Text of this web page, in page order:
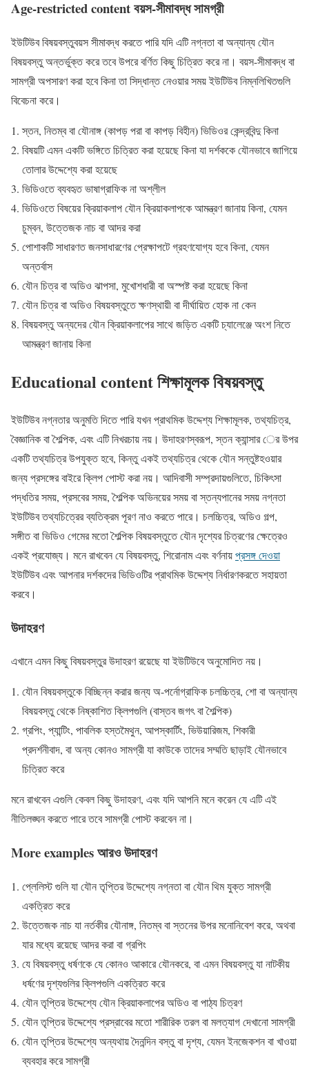
Age-restricted content বয়স-সীমাবদ্ধ সামগ্রী
ইউটিউব বিষয়বস্তুবয়স সীমাবদ্ধ করতে পারি যদি এটি নগ্নতা বা অন্যান্য যৌন
বিষয়বস্তু অন্তর্ভুক্ত করে তবে উপরে বর্ণিত কিছু চিত্রিত করে না। বয়স-সীমাবদ্ধ বা
সামগ্রী অপসারণ করা হবে কিনা তা সিদ্ধান্ত নেওয়ার সময় ইউটিউব নিম্নলিখিতগুলি
বিবেচনা করে।
স্তন, নিতম্ব বা যৌনাঙ্গ (কাপড় পরা বা কাপড় বিহীন) ভিডিওর কেন্দ্রবিন্দু কিনা
বিষয়টি এমন একটি ভঙ্গিতে চিত্রিত করা হয়েছে কিনা যা দর্শককে যৌনভাবে জাগিয়ে
তোলার উদ্দেশ্যে করা হয়েছে
ভিডিওতে ব্যবহৃত ভাষাগ্রাফিক না অশ্লীল
ভিডিওতে বিষয়ের ক্রিয়াকলাপ যৌন ক্রিয়াকলাপকে আমন্ত্রণ জানায় কিনা, যেমন
চুম্বন, উত্তেজক নাচ বা আদর করা
পোশাকটি সাধারণত জনসাধারণের প্রেক্ষাপটে গ্রহণযোগ্য হবে কিনা, যেমন
অন্তর্বাস
যৌন চিত্র বা অডিও ঝাপসা, মুখোশধারী বা অস্পষ্ট করা হয়েছে কিনা
যৌন চিত্র বা অডিও বিষয়বস্তুতে ক্ষণস্থায়ী বা দীর্ঘায়িত হোক না কেন
বিষয়বস্তু অন্যদের যৌন ক্রিয়াকলাপের সাথে জড়িত একটি চ্যালেঞ্জে অংশ নিতে
আমন্ত্রণ জানায় কিনা
Educational content শিক্ষামূলক বিষয়বস্তু
ইউটিউব নগ্নতার অনুমতি দিতে পারি যখন প্রাথমিক উদ্দেশ্য শিক্ষামূলক, তথ্যচিত্র,
বৈজ্ঞানিক বা শৈল্পিক, এবং এটি নিখরচায় নয়। উদাহরণস্বরূপ, স্তন ক্যান্সার ের উপর
একটি তথ্যচিত্র উপযুক্ত হবে, কিন্তু একই তথ্যচিত্র থেকে যৌন সন্তুষ্টহওয়ার
জন্য প্রসঙ্গের বাইরে ক্লিপ পোস্ট করা নয়। আদিবাসী সম্প্রদায়গুলিতে, চিকিৎসা
পদ্ধতির সময়, প্রসবের সময়, শৈল্পিক অভিনয়ের সময় বা স্তন্যপানের সময় নগ্নতা
ইউটিউব তথ্যচিত্রের ব্যতিক্রম পূরণ নাও করতে পারে। চলচ্চিত্র, অডিও গল্প,
সঙ্গীত বা ভিডিও গেমের মতো শৈল্পিক বিষয়বস্তুতে যৌন দৃশ্যের চিত্রণের ক্ষেত্রেও
একই প্রযোজ্য। মনে রাখবেন যে বিষয়বস্তু, শিরোনাম এবং বর্ণনায়প্রসঙ্গ দেওয়া
ইউটিউব এবং আপনার দর্শকদের ভিডিওটির প্রাথমিক উদ্দেশ্য নির্ধারণকরতে সহায়তা
করবে।
উদাহরণ
এখানে এমন কিছু বিষয়বস্তুর উদাহরণ রয়েছে যা ইউটিউবে অনুমোদিত নয়।
যৌন বিষয়বস্তুকে বিচ্ছিন্ন করার জন্য অ-পর্নোগ্রাফিক চলচ্চিত্র, শো বা অন্যান্য
বিষয়বস্তু থেকে নিষ্কাশিত ক্লিপগুলি (বাস্তব জগৎ বা শৈল্পিক)
গ্রপিং, প্যান্টিং, পাবলিক হস্তমৈথুন, আপস্কার্টিং, ভিউয়ারিজম, শিকারী
প্রদর্শনীবাদ, বা অন্য কোনও সামগ্রী যা কাউকে তাদের সম্মতি ছাড়াই যৌনভাবে
চিত্রিত করে
মনে রাখবেন এগুলি কেবল কিছু উদাহরণ, এবং যদি আপনি মনে করেন যে এটি এই
নীতিলঙ্ঘন করতে পারে তবে সামগ্রী পোস্ট করবেন না।
More examples আরও উদাহরণ
প্লেলিস্ট গুলি যা যৌন তৃপ্তির উদ্দেশ্যে নগ্নতা বা যৌন থিম যুক্ত সামগ্রী
একত্রিত করে
উত্তেজক নাচ যা নর্তকীর যৌনাঙ্গ, নিতম্ব বা স্তনের উপর মনোনিবেশ করে, অথবা
যার মধ্যে রয়েছে আদর করা বা গ্রপিং
যে বিষয়বস্তু ধর্ষণকে যে কোনও আকারে যৌনকরে, বা এমন বিষয়বস্তু যা নাটকীয়
ধর্ষণের দৃশ্যগুলির ক্লিপগুলি একত্রিত করে
যৌন তৃপ্তির উদ্দেশ্যে যৌন ক্রিয়াকলাপের অডিও বা পাঠ্য চিত্রণ
যৌন তৃপ্তির উদ্দেশ্যে প্রস্রাবের মতো শারীরিক তরল বা মলত্যাগ দেখানো সামগ্রী
যৌন তৃপ্তির উদ্দেশ্যে অন্যথায় দৈনন্দিন বস্তু বা দৃশ্য, যেমন ইনজেকশন বা খাওয়া
ব্যবহার করে সামগ্রী